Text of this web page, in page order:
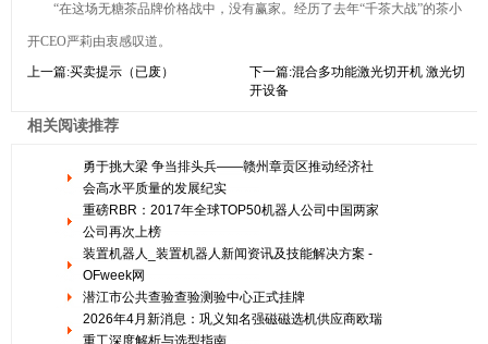
“在这场无糖茶品牌价格战中，没有赢家。经历了去年“千茶大战”的茶小
开CEO严莉由衷感叹道。
上一篇:买卖提示（已废） 下一篇:混合多功能激光切开机 激光切
开设备
相关阅读推荐
勇于挑大梁 争当排头兵——赣州章贡区推动经济社
会高水平质量的发展纪实
重磅RBR：2017年全球TOP50机器人公司中国两家
公司再次上榜
装置机器人_装置机器人新闻资讯及技能解决方案 -
OFweek网
潜江市公共查验查验测验中心正式挂牌
2026年4月新消息：巩义知名强磁磁选机供应商欧瑞